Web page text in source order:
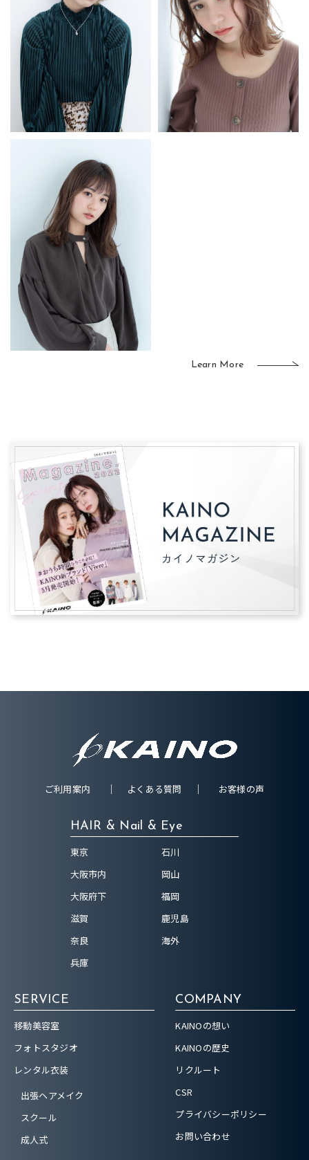
Learn More
ご利用案内 よくある質問 お客様の声
HAIR & Nail & Eye
東京
大阪市内
大阪府下
滋賀
奈良
兵庫
石川
岡山
福岡
鹿児島
海外
SERVICE
移動美容室
フォトスタジオ
レンタル衣装
出張ヘアメイク
スクール
成人式
COMPANY
KAINOの想い
KAINOの歴史
リクルート
CSR
プライバシーポリシー
お問い合わせ